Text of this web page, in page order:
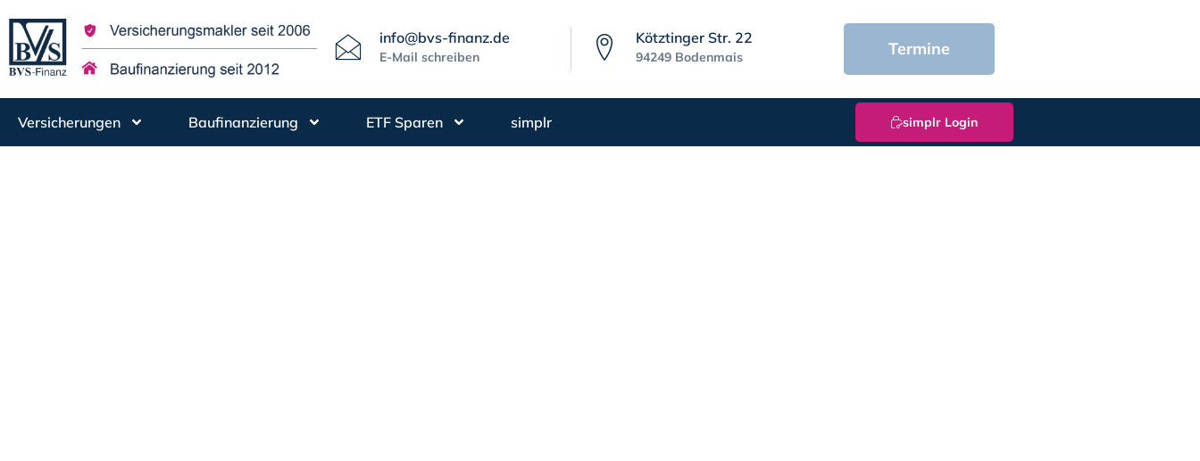
info@bvs-finanz.de
E-Mail schreiben
Kötztinger Str. 22
94249 Bodenmais Termine
Versicherungen Baufinanzierung ETF Sparen simplr simplr Login